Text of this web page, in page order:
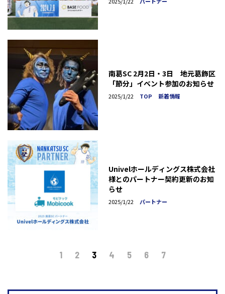
南葛SC 2月2日・3日 地元葛飾区
「節分」イベント参加のお知らせ
2025/1/22 TOP 新着情報
Univelホールディングス株式会社
様とのパートナー契約更新のお知
らせ
2025/1/22 パートナー
1 2 3 4 5 6 7